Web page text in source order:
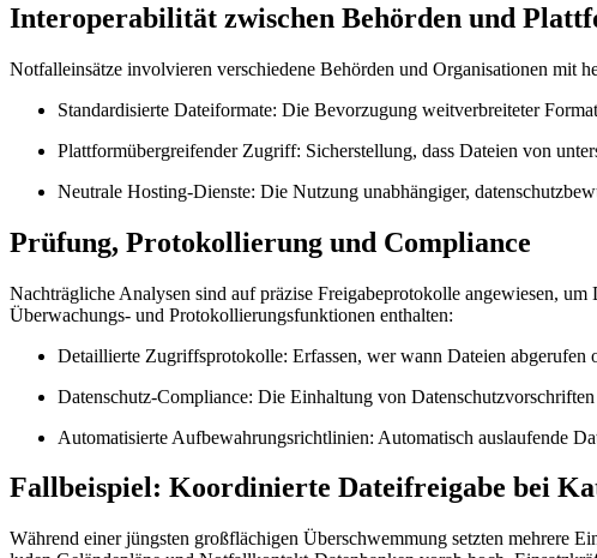
Interoperabilität zwischen Behörden und
Notfalleinsätze involvieren verschiedene Behörden und Organisationen mit
Standardisierte Dateiformate: Die Bevorzugung weitverbreiteter
Plattformübergreifender Zugriff: Sicherstellung, dass Dateien von
Neutrale Hosting-Dienste: Die Nutzung unabhängiger,
Prüfung, Protokollierung und Compliance
Nachträgliche Analysen sind auf präzise Freigabeprotokolle angewiesen,
Überwachungs- und Protokollierungsfunktionen enthalten:
Detaillierte Zugriffsprotokolle: Erfassen, wer wann Dateien abgerufen
Datenschutz-Compliance: Die Einhaltung von
Automatisierte Aufbewahrungsrichtlinien: Automatisch auslaufende
Fallbeispiel: Koordinierte Dateifreigabe bei
Während einer jüngsten großflächigen Überschwemmung setzten mehrere